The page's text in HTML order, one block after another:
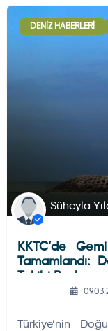
DENIZ HABERLERI
Süheyla
KKTC’de
Tamamlandı:
Takibi Başlıyor
Türkiye’nin